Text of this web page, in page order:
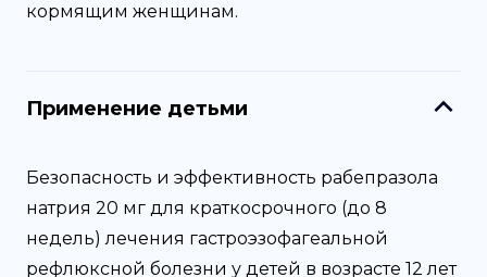
кормящим женщинам.
Применение детьми
Безопасность и эффективность рабепразола
натрия 20 мг для краткосрочного (до 8
недель) лечения гастроэзофагеальной
рефлюксной болезни у детей в возрасте 12 лет